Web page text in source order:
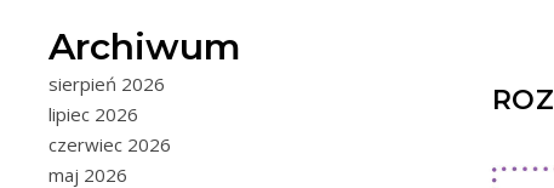
Archiwum
sierpień 2026
lipiec 2026
czerwiec 2026
maj 2026